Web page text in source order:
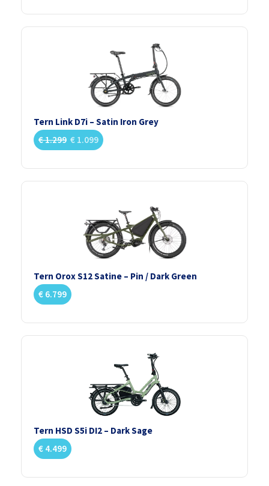
Tern Link D7i – Satin Iron Grey
€1.299 € 1.099
Tern Orox S12 Satine – Pin / Dark Green
€ 6.799
Tern HSD S5i DI2 – Dark Sage
€ 4.499